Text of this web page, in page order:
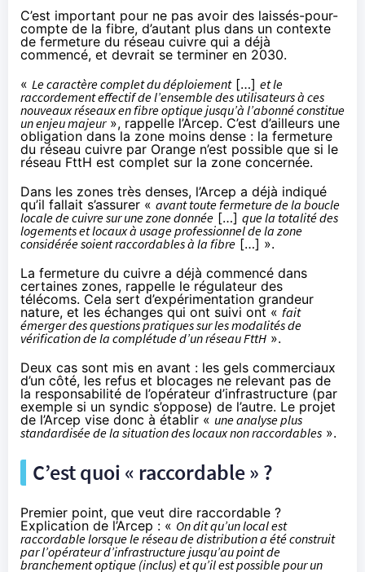
C’est important pour ne pas avoir des laissés-pour-
compte de la fibre, d’autant plus dans un contexte
de fermeture du réseau cuivre qui a déjà
commencé, et devrait se terminer en 2030.
« Le caractère complet du déploiement[…] et le
raccordement effectif de l’ensemble des utilisateurs à ces
nouveaux réseaux en fibre optique jusqu’à l’abonné constitue
un enjeu majeur», rappelle l’Arcep. C’est d’ailleurs une
obligation dans la zone moins dense : la fermeture
du réseau cuivre par Orange n’est possible que si le
réseau FttH est complet sur la zone concernée.
Dans les zones très denses, l’Arcep a déjà indiqué
qu’il fallait s’assurer « avant toute fermeture de la boucle
locale de cuivre sur une zone donnée […] que la totalité des
logements et locaux à usage professionnel de la zone
considérée soient raccordables à la fibre […] ».
La fermeture du cuivre a déjà commencé dans
certaines zones, rappelle le régulateur des
télécoms. Cela sert d’expérimentation grandeur
nature, et les échanges qui ont suivi ont « fait
émerger des questions pratiques sur les modalités de
vérification de la complétude d’un réseau FttH ».
Deux cas sont mis en avant : les gels commerciaux
d’un côté, les refus et blocages ne relevant pas de
la responsabilité de l’opérateur d’infrastructure (par
exemple si un syndic s’oppose) de l’autre. Le projet
de l’Arcep vise donc à établir « une analyse plus
standardisée de la situation des locaux non raccordables ».
C’est quoi « raccordable » ?
Premier point, que veut dire raccordable ?
Explication de l’Arcep : « On dit qu’un local est
raccordable lorsque le réseau de distribution a été construit
par l’opérateur d’infrastructure jusqu’au point de
branchement optique (inclus) et qu’il est possible pour un